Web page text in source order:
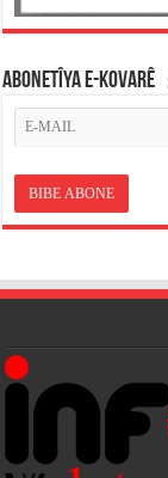
ABONETÎYA E-KOVARÊ